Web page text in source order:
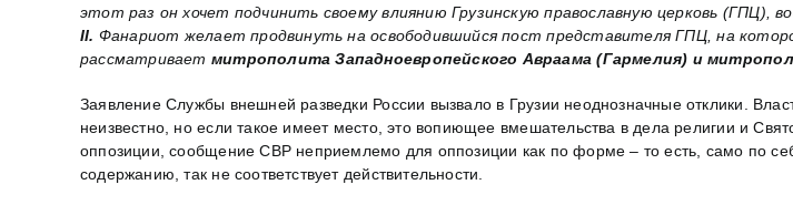
этот раз он хочет подчинить своему влиянию Грузинскую православную церковь (ГПЦ),
II. Фанариот желает продвинуть на освободившийся пост представителя ГПЦ, на
рассматривает митрополита Западноевропейского Авраама (Гармелия) и
Заявление Службы внешней разведки России вызвало в Грузии неоднозначные отклики.
неизвестно, но если такое имеет место, это вопиющее вмешательства в дела религии и
оппозиции, сообщение СВР неприемлемо для оппозиции как по форме – то есть, само по
содержанию, так не соответствует действительности.